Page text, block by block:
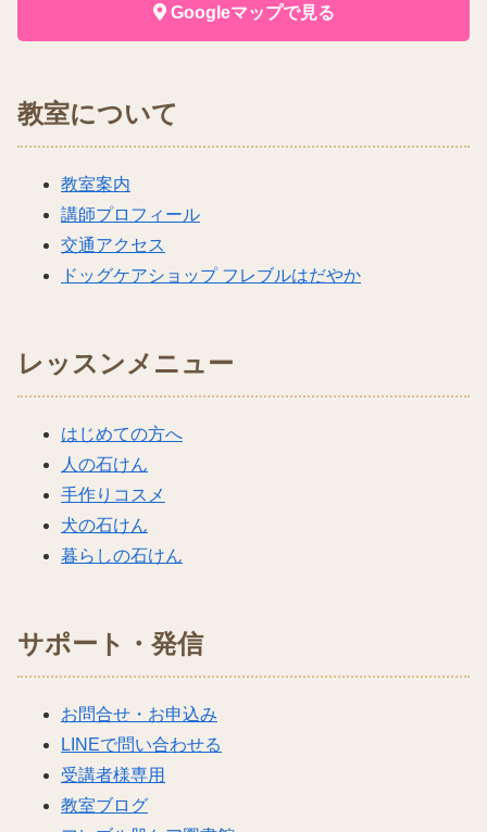
Googleマップで見る
教室について
教室案内
講師プロフィール
交通アクセス
ドッグケアショップ フレブルはだやか
レッスンメニュー
はじめての方へ
人の石けん
手作りコスメ
犬の石けん
暮らしの石けん
サポート・発信
お問合せ・お申込み
LINEで問い合わせる
受講者様専用
教室ブログ